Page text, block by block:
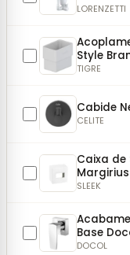
LORENZETTI
Style
TIGRE
Cabide
CELITE
Caixa de
75x75mm
SLEEK
Base
Cromado
DOCOL